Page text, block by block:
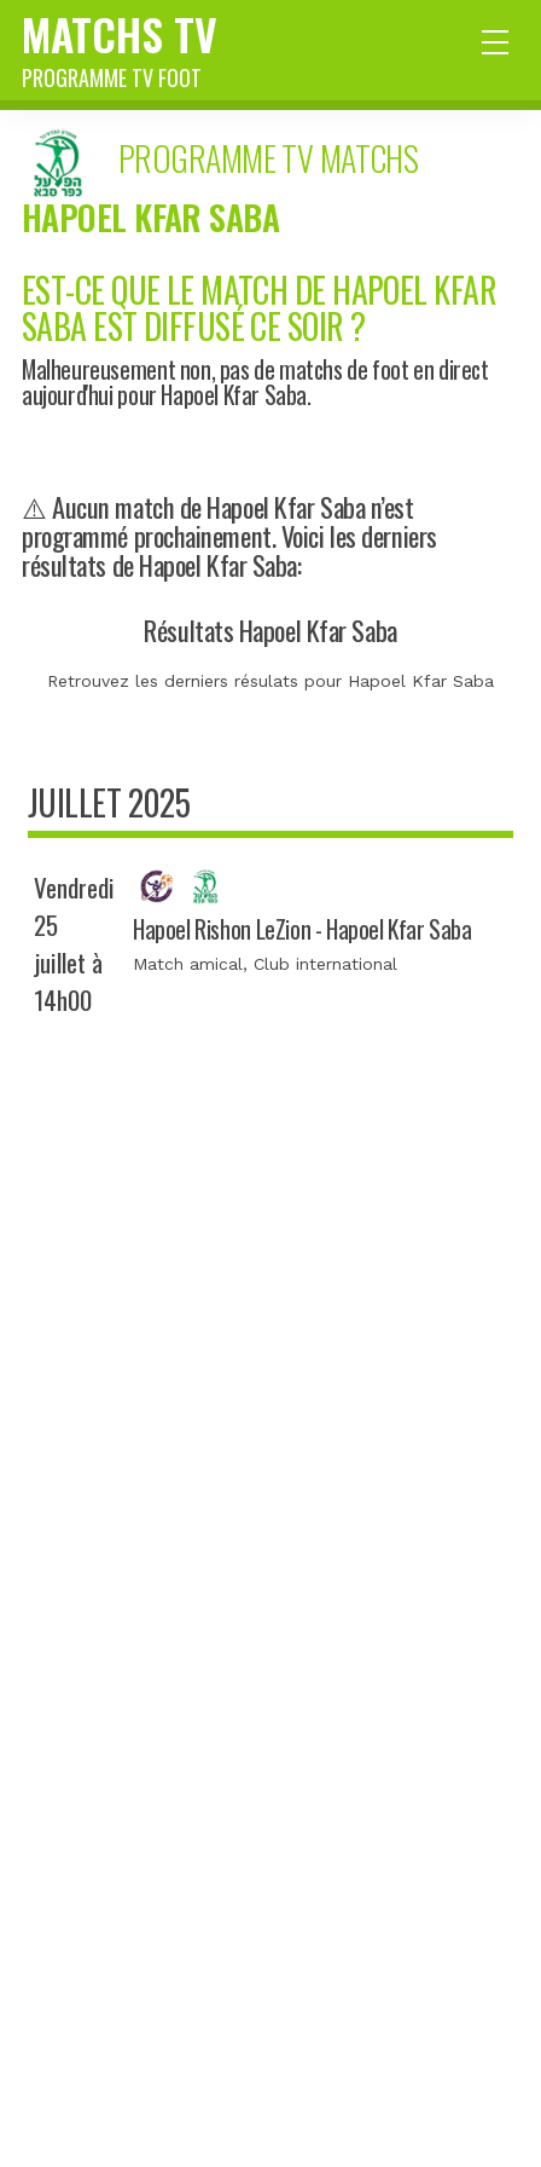
MATCHS TV
PROGRAMME TV FOOT
PROGRAMME TV MATCHS
HAPOEL KFAR SABA
EST-CE QUE LE MATCH DE HAPOEL KFAR
SABA EST DIFFUSÉ CE SOIR ?
Malheureusement non, pas de matchs de foot en direct
aujourd'hui pour Hapoel Kfar Saba.
⚠️ Aucun match de Hapoel Kfar Saba n’est
programmé prochainement. Voici les derniers
résultats de Hapoel Kfar Saba:
Résultats Hapoel Kfar Saba
Retrouvez les derniers résulats pour Hapoel Kfar Saba
JUILLET 2025
Vendredi
25
juillet à
14h00
Hapoel Rishon LeZion - Hapoel Kfar Saba
Match amical, Club international